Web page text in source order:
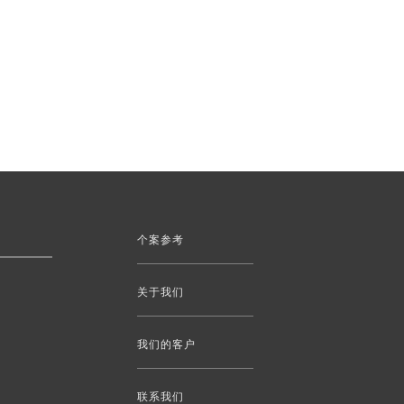
个案参考
关于我们
我们的客户
联系我们